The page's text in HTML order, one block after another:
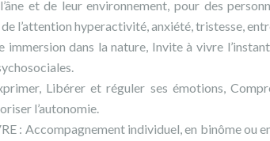
et de leur environnement, pour des
l’attention hyperactivité, anxiété, tristesse,
immersion dans la nature, Invite à vivre
Libérer et réguler ses émotions,
l’autonomie.
: Accompagnement individuel, en binôme ou